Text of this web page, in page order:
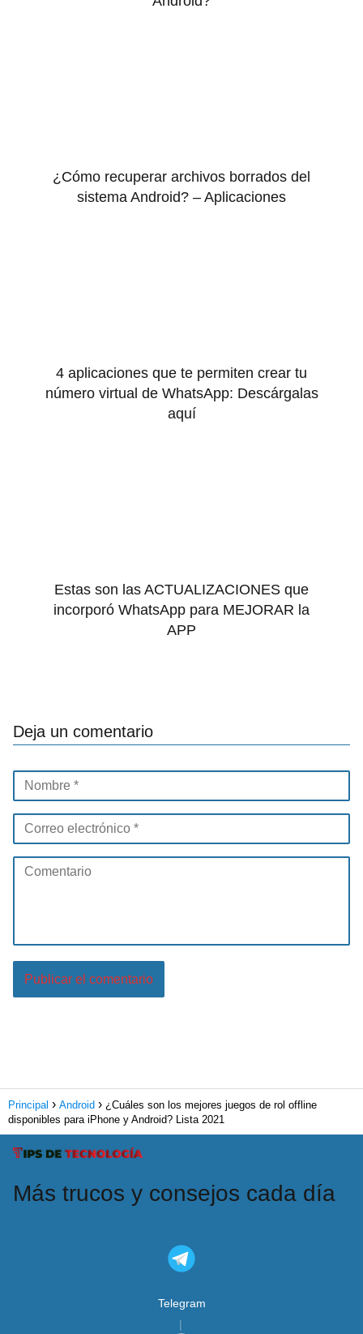
¿Cómo recuperar archivos borrados del
sistema Android? – Aplicaciones
4 aplicaciones que te permiten crear tu
número virtual de WhatsApp: Descárgalas
aquí
Estas son las ACTUALIZACIONES que
incorporó WhatsApp para MEJORAR la
APP
Deja un comentario
Principal Android
¿Cuáles son los mejores juegos de rol offline
disponibles para iPhone y Android? Lista 2021
Más trucos y consejos cada día
Telegram